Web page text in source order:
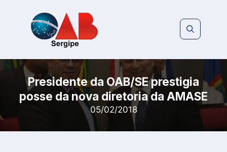
Presidente da OAB/SE prestigia
posse da nova diretoria da AMASE
05/02/2018